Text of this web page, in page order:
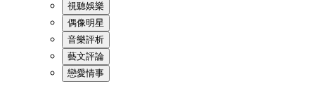
視聽娛樂
偶像明星
音樂評析
藝文評論
戀愛情事